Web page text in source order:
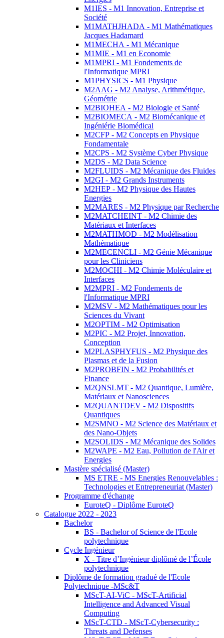
M1IES - M1 Innovation, Entreprise et
Société
M1MATHJHADA - M1 Mathématiques
Jacques Hadamard
M1MECHA - M1 Mécanique
M1MIE - M1 en Economie
M1MPRI - M1 Fondements de
l'Informatique MPRI
M1PHYSICS - M1 Physique
M2AAG - M2 Analyse, Arithmétique,
Géométrie
M2BIOHEA - M2 Biologie et Santé
M2BIOMECA - M2 Biomécanique et
Ingéniérie Biomédical
M2CFP - M2 Concepts en Physique
Fondamentale
M2CPS - M2 Système Cyber Physique
M2DS - M2 Data Science
M2FLUIDS - M2 Mécanique des Fluides
M2GI - M2 Grands Instruments
M2HEP - M2 Physique des Hautes
Energies
M2MARES - M2 Physique par Recherche
M2MATCHEINT - M2 Chimie des
Matériaux et Interfaces
M2MATHMOD - M2 Modélisation
Mathématique
M2MECENCLI - M2 Génie Mécanique
pour les Cliniciens
M2MOCHI - M2 Chimie Moléculaire et
Interfaces
M2MPRI - M2 Fondements de
l'Informatique MPRI
M2MSV - M2 Mathématiques pour les
Sciences du Vivant
M2OPTIM - M2 Optimisation
M2PIC - M2 Projet, Innovation,
Conception
M2PLASPHYFUS - M2 Physique des
Plasmas et de la Fusion
M2PROBFIN - M2 Probabilités et
Finance
M2QNSLMT - M2 Quantique, Lumière,
Matériaux et Nanosciences
M2QUANTDEV - M2 Dispositifs
Quantiques
M2SMNO - M2 Science des Matériaux et
des Nano-Objets
M2SOLIDS - M2 Mécanique des Solides
M2WAPE - M2 Eau, Pollution de l'Air et
Energies
Mastère spécialisé (Master)
MS ETRE - MS Energies Renouvelables :
Technologies et Entrepreneuriat (Master)
Programme d'échange
EuroteQ - Diplôme EuroteQ
Catalogue 2022 - 2023
Bachelor
BS - Bachelor of Science de l'Ecole
polytechnique
Cycle Ingénieur
X - Titre d’Ingénieur diplômé de l’École
polytechnique
Diplôme de formation gradué de l'Ecole
Polytechnique -MSc&T
MScT-AI-ViC - MScT-Artificial
Intelligence and Advanced Visual
Computing
MScT-CTD - MScT-Cybersecurity :
Threats and Defenses